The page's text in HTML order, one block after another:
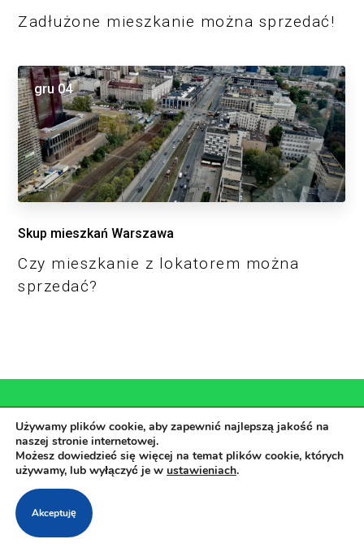
Zadłużone mieszkanie można sprzedać!
gru 04
Skup mieszkań Warszawa
Czy mieszkanie z lokatorem można
sprzedać?
Pomagamy, wyceniamy,
Używamy plików cookie, aby zapewnić najlepszą jakość na
naszej stronie internetowej.
Możesz dowiedzieć się więcej na temat plików cookie, których
używamy, lub wyłączyć je w ustawieniach.
Akceptuję